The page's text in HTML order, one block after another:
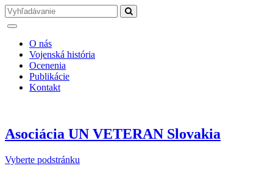
O nás
Vojenská história
Ocenenia
Publikácie
Kontakt
Asociácia UN VETERAN Slovakia
Vyberte podstránku